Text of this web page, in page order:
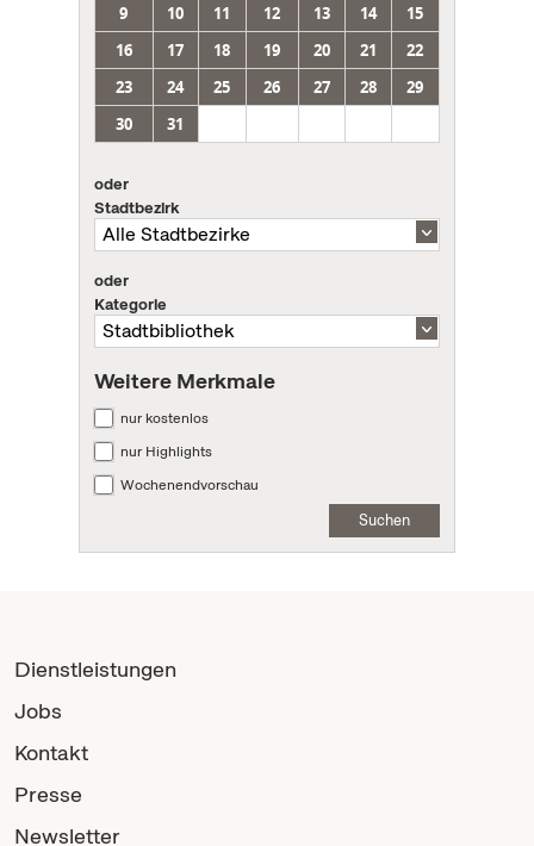
9
10 11 12 13 14
15
16
17 18 19 20 21
22
23
24 25 26 27 28
29
30
31
oder
Stadtbezirk
oder
Kategorie
Weitere Merkmale
nur kostenlos
nur Highlights
Wochenendvorschau
Suchen
Dienstleistungen
Jobs
Kontakt
Presse
Newsletter